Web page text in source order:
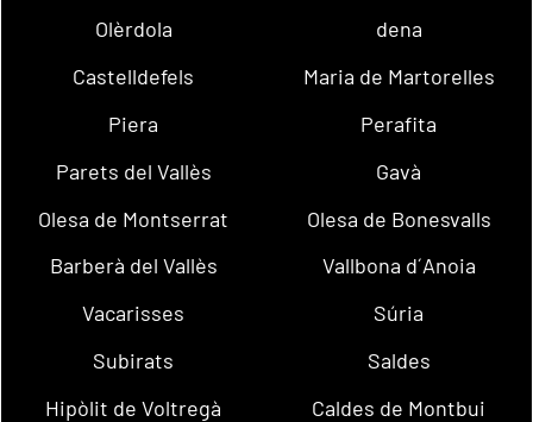
Olèrdola
dena
Castelldefels
Maria de Martorelles
Piera
Perafita
Parets del Vallès
Gavà
Olesa de Montserrat
Olesa de Bonesvalls
Barberà del Vallès
Vallbona d´Anoia
Vacarisses
Súria
Subirats
Saldes
Hipòlit de Voltregà
Caldes de Montbui